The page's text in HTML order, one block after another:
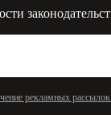
рекламных